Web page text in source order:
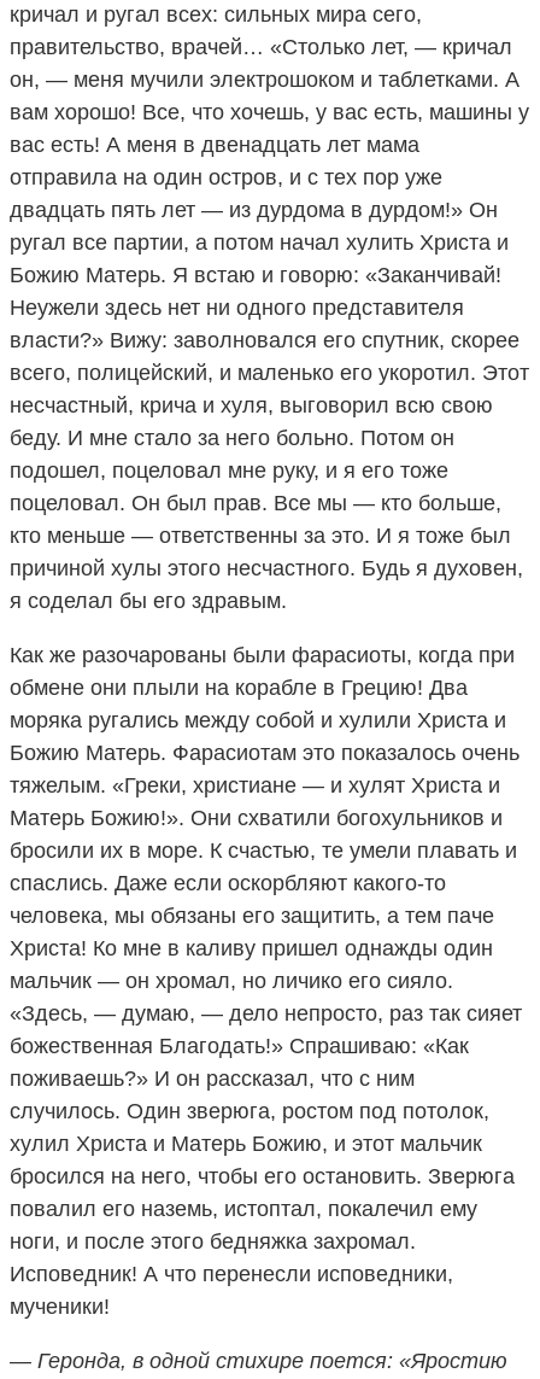
кричал и ругал всех: сильных мира сего,
правительство, врачей… «Столько лет, — кричал
он, — меня мучили электрошоком и таблетками. А
вам хорошо! Все, что хочешь, у вас есть, машины у
вас есть! А меня в двенадцать лет мама
отправила на один остров, и с тех пор уже
двадцать пять лет — из дурдома в дурдом!» Он
ругал все партии, а потом начал хулить Христа и
Божию Матерь. Я встаю и говорю: «Заканчивай!
Неужели здесь нет ни одного представителя
власти?» Вижу: заволновался его спутник, скорее
всего, полицейский, и маленько его укоротил. Этот
несчастный, крича и хуля, выговорил всю свою
беду. И мне стало за него больно. Потом он
подошел, поцеловал мне руку, и я его тоже
поцеловал. Он был прав. Все мы — кто больше,
кто меньше — ответственны за это. И я тоже был
причиной хулы этого несчастного. Будь я духовен,
я соделал бы его здравым.
Как же разочарованы были фарасиоты, когда при
обмене они плыли на корабле в Грецию! Два
моряка ругались между собой и хулили Христа и
Божию Матерь. Фарасиотам это показалось очень
тяжелым. «Греки, христиане — и хулят Христа и
Матерь Божию!». Они схватили богохульников и
бросили их в море. К счастью, те умели плавать и
спаслись. Даже если оскорбляют какого-то
человека, мы обязаны его защитить, а тем паче
Христа! Ко мне в каливу пришел однажды один
мальчик — он хромал, но личико его сияло.
«Здесь, — думаю, — дело непросто, раз так сияет
божественная Благодать!» Спрашиваю: «Как
поживаешь?» И он рассказал, что с ним
случилось. Один зверюга, ростом под потолок,
хулил Христа и Матерь Божию, и этот мальчик
бросился на него, чтобы его остановить. Зверюга
повалил его наземь, истоптал, покалечил ему
ноги, и после этого бедняжка захромал.
Исповедник! А что перенесли исповедники,
мученики!
— Геронда, в одной стихире поется: «Яростию